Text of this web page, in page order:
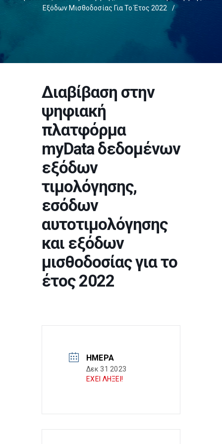
Εξόδων Μισθοδοσίας Για Το Έτος 2022
/
Διαβίβαση στην
ψηφιακή
πλατφόρμα
myData δεδομένων
εξόδων
τιμολόγησης,
εσόδων
αυτοτιμολόγησης
και εξόδων
μισθοδοσίας για το
έτος 2022
ΗΜΈΡΑ
Δεκ 31 2023
ΕΧΕΙ ΛΗΞΕΙ!